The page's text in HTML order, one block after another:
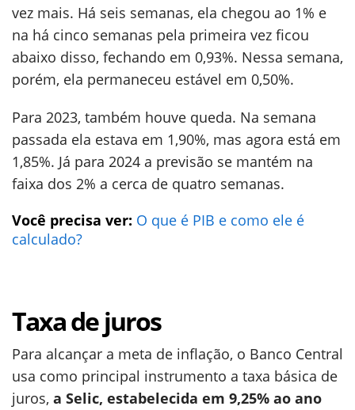
vez mais. Há seis semanas, ela chegou ao 1% e
na há cinco semanas pela primeira vez ficou
abaixo disso, fechando em 0,93%. Nessa semana,
porém, ela permaneceu estável em 0,50%.
Para 2023, também houve queda. Na semana
passada ela estava em 1,90%, mas agora está em
1,85%. Já para 2024 a previsão se mantém na
faixa dos 2% a cerca de quatro semanas.
Você precisa ver: O que é PIB e como ele é
calculado?
Taxa de juros
Para alcançar a meta de inflação, o Banco Central
usa como principal instrumento a taxa básica de
juros, a Selic, estabelecida em 9,25% ao ano